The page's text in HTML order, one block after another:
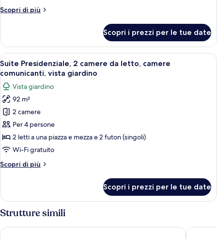
letto,
vista
giardino
Scopri di più
Altri
familiare,
camere
da
camere
comunicanti,
vista
giardino
Scopri i prezzi per le tue date
Apri
tutte
le
foto
per
Suite
Presidenziale,
2
camere
letto,
vista
giardino
Suite Presidenziale, 2 camere da
13
Suite Presidenziale, 2 camere da letto, camere
comunicanti, vista giardino
Vista giardino
92 m²
2 camere
Per 4 persone
2 letti a una piazza e mezza e 2 futon (singoli)
Wi-Fi gratuito
Scopri di più
Altri
Presidenziale,
2
camere
da
letto,
Scopri i prezzi per le tue date
Strutture simili
Onyado Nono Kyotoshichijo Natural Hot Springs